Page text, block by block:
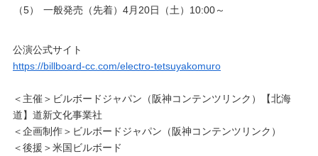
（5）
一般発売（先着）4月20日（土）10:00～
公演公式サイト
https://billboard-cc.com/electro-tetsuyakomuro
＜主催＞ビルボードジャパン（阪神コンテンツリンク）【北海
道】道新文化事業社
＜企画制作＞ビルボードジャパン（阪神コンテンツリンク）
＜後援＞米国ビルボード